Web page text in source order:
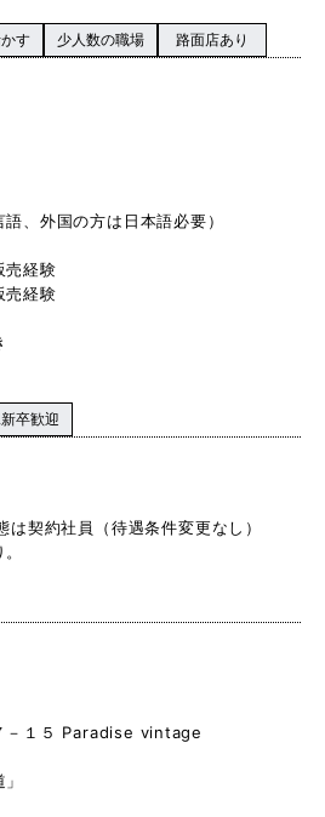
す 少人数の職場 路面店あり
、外国の方は日本語必要）
売経験
売経験
卒歓迎
契約社員（待遇条件変更なし）
－１５ Paradise vintage